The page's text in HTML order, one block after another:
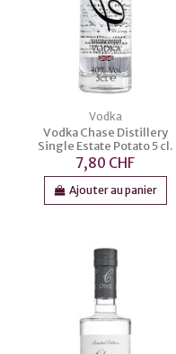
Vodka
Vodka Chase Distillery
Single Estate Potato 5 cl.
7,80 CHF
Ajouter au panier